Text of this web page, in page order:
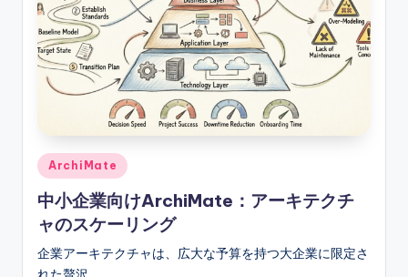
Posted
in
ArchiMate
中小企業向けArchiMate：アーキテクチ
ャのスケーリング
企業アーキテクチャは、広大な予算を持つ大企業に限定さ